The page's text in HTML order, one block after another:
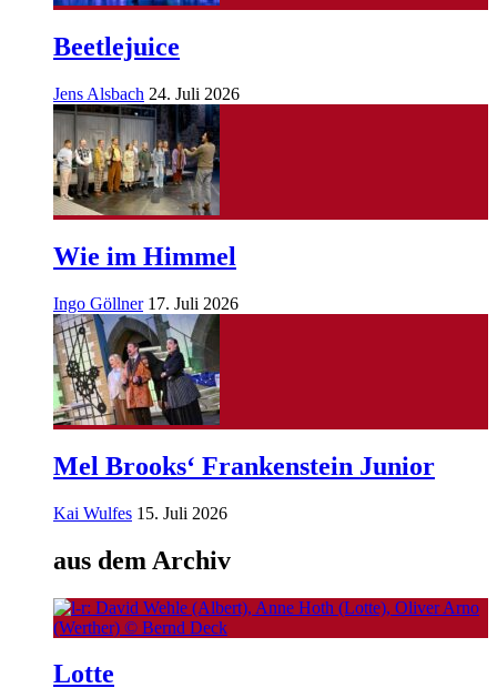
Beetlejuice
Jens Alsbach 24. Juli 2026
Wie im Himmel
Ingo Göllner 17. Juli 2026
Mel Brooks‘ Frankenstein Junior
Kai Wulfes 15. Juli 2026
aus dem Archiv
Lotte